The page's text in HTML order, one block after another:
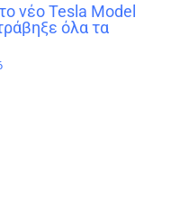
νέο Tesla Model
όλα τα